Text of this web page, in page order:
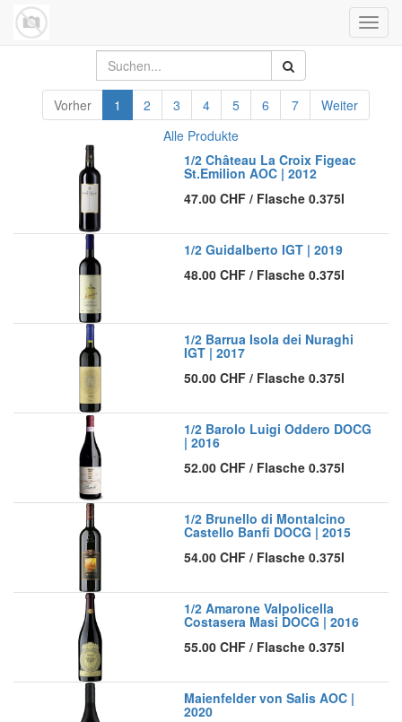
Vorher 1 2 3 4 5 6 7
Weiter
Alle Produkte
1/2 Château La Croix Figeac
St.Emilion AOC | 2012
47.00 CHF / Flasche 0.375l
1/2 Guidalberto IGT | 2019
48.00 CHF / Flasche 0.375l
1/2 Barrua Isola dei Nuraghi
IGT | 2017
50.00 CHF / Flasche 0.375l
1/2 Barolo Luigi Oddero DOCG
| 2016
52.00 CHF / Flasche 0.375l
1/2 Brunello di Montalcino
Castello Banfi DOCG | 2015
54.00 CHF / Flasche 0.375l
1/2 Amarone Valpolicella
Costasera Masi DOCG | 2016
55.00 CHF / Flasche 0.375l
Maienfelder von Salis AOC |
2020